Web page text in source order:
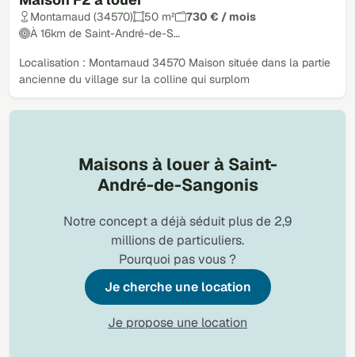
Montarnaud (34570) 50 m²
730 € / mois
À 16km de Saint-André-de-S…
Localisation : Montarnaud 34570 Maison située dans la partie
ancienne du village sur la colline qui surplom
Maisons à louer à Saint-
André-de-Sangonis
Notre concept a déjà séduit plus de 2,9
millions de particuliers.
Pourquoi pas vous ?
Je cherche une location
Je propose une location